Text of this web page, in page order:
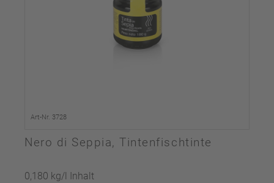
Art-Nr. 3728
Nero di Seppia, Tintenfischtinte
0,180 kg/l Inhalt